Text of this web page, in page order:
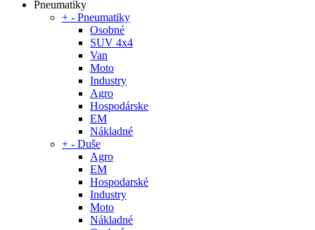
Pneumatiky
+ - Pneumatiky
Osobné
SUV 4x4
Van
Moto
Industry
Agro
Hospodárske
EM
Nákladné
+ - Duše
Agro
EM
Hospodarské
Industry
Moto
Nákladné